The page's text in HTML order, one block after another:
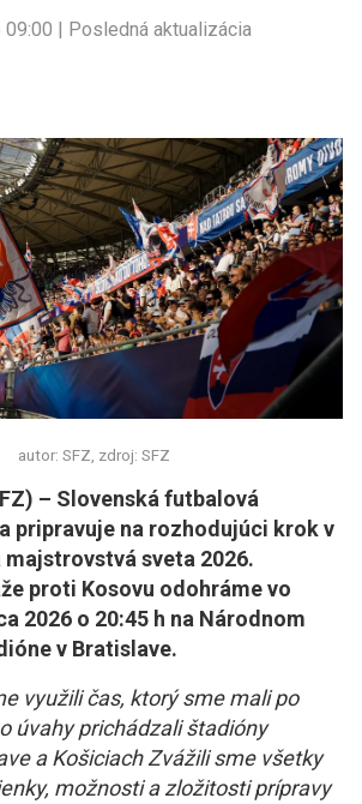
09:00 | Posledná aktualizácia
autor: SFZ, zdroj: SFZ
– Slovenská futbalová
pripravuje na rozhodujúci krok v
majstrovstvá sveta 2026.
proti Kosovu odohráme vo
2026 o 20:45 h na Národnom
v Bratislave.
využili čas, ktorý sme mali po
úvahy prichádzali štadióny
a Košiciach Zvážili sme všetky
možnosti a zložitosti prípravy